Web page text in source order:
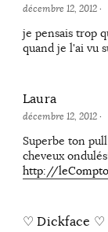
décembre 12, 2012·
je pensais trop
quand je l'ai vu
Laura
décembre 12, 2012·
Superbe ton
cheveux
http://
♡ Dickface ♡